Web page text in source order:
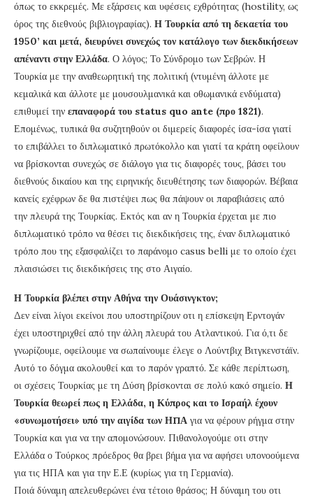
όπως το εκκρεμές. Με εξάρσεις και υφέσεις εχθρότητας (hostility, ως
όρος της διεθνούς βιβλιογραφίας). Η Τουρκία από τη δεκαετία του
1950’ και μετά, διευρύνει συνεχώς τον κατάλογο των διεκδικήσεων
απέναντι στην Ελλάδα. Ο λόγος; Το Σύνδρομο των Σεβρών. Η
Τουρκία με την αναθεωρητική της πολιτική (ντυμένη άλλοτε με
κεμαλικά και άλλοτε με μουσουλμανικά και οθωμανικά ενδύματα)
επιθυμεί την επαναφορά του status quo ante (προ 1821).
Επομένως, τυπικά θα συζητηθούν οι διμερείς διαφορές ίσα-ίσα γιατί
το επιβάλλει το διπλωματικό πρωτόκολλο και γιατί τα κράτη οφείλουν
να βρίσκονται συνεχώς σε διάλογο για τις διαφορές τους, βάσει του
διεθνούς δικαίου και της ειρηνικής διευθέτησης των διαφορών. Βέβαια
κανείς εχέφρων δε θα πιστέψει πως θα πάψουν οι παραβιάσεις από
την πλευρά της Τουρκίας. Εκτός και αν η Τουρκία έρχεται με πιο
διπλωματικό τρόπο να θέσει τις διεκδικήσεις της, έναν διπλωματικό
τρόπο που της εξασφαλίζει το παράνομο casus belli με το οποίο έχει
πλαισιώσει τις διεκδικήσεις της στο Αιγαίο.
Η Τουρκία βλέπει στην Αθήνα την Ουάσινγκτον;
Δεν είναι λίγοι εκείνοι που υποστηρίζουν οτι η επίσκεψη Ερντογάν
έχει υποστηριχθεί από την άλλη πλευρά του Ατλαντικού. Για ό,τι δε
γνωρίζουμε, οφείλουμε να σωπαίνουμε έλεγε ο Λούντβιχ Βιτγκενστάϊν.
Αυτό το δόγμα ακολουθεί και το παρόν γραπτό. Σε κάθε περίπτωση,
οι σχέσεις Τουρκίας με τη Δύση βρίσκονται σε πολύ κακό σημείο. Η
Τουρκία θεωρεί πως η Ελλάδα, η Κύπρος και το Ισραήλ έχουν
«συνωμοτήσει» υπό την αιγίδα των ΗΠΑ για να φέρουν ρήγμα στην
Τουρκία και για να την απομονώσουν. Πιθανολογούμε οτι στην
Ελλάδα ο Τούρκος πρόεδρος θα βρει βήμα για να αφήσει υπονοούμενα
για τις ΗΠΑ και για την Ε.Ε (κυρίως για τη Γερμανία).
Ποιά δύναμη απελευθερώνει ένα τέτοιο θράσος; Η δύναμη του οτι